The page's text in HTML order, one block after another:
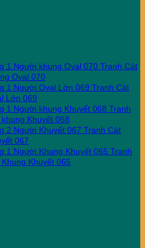
Tranh Cát
Oval 070
Tranh Cát
Lớn 069
Tranh
Khuyết 068
Tranh Cát
067
Tranh
Khuyết 065